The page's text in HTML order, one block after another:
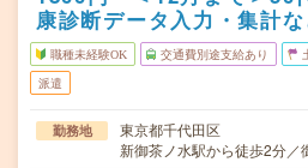
康診断データ入力・集計
職種未経験OK 交通費別途支給あり
派遣
勤務地
東京都千代田区
新御茶ノ水駅から徒歩2分／